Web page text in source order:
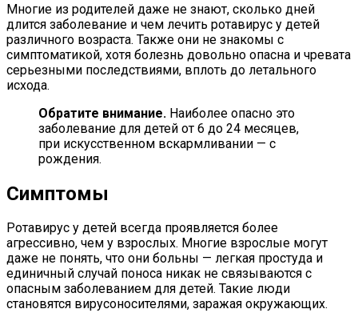
Многие из родителей даже не знают, сколько дней
длится заболевание и чем лечить ротавирус у детей
различного возраста. Также они не знакомы с
симптоматикой, хотя болезнь довольно опасна и чревата
серьезными последствиями, вплоть до летального
исхода.
Обратите внимание. Наиболее опасно это
заболевание для детей от 6 до 24 месяцев,
при искусственном вскармливании — с
рождения.
Симптомы
Ротавирус у детей всегда проявляется более
агрессивно, чем у взрослых. Многие взрослые могут
даже не понять, что они больны — легкая простуда и
единичный случай поноса никак не связываются с
опасным заболеванием для детей. Такие люди
становятся вирусоносителями, заражая окружающих.